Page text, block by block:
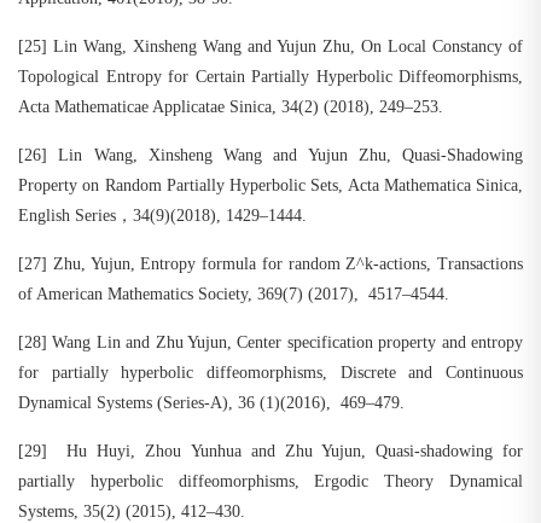
[25] Lin Wang, Xinsheng Wang and Yujun Zhu, On Local Constancy of
Topological Entropy for Certain Partially Hyperbolic Diffeomorphisms,
Acta Mathematicae Applicatae Sinica, 34(2) (2018), 249–253.
[26] Lin Wang, Xinsheng Wang and Yujun Zhu, Quasi-Shadowing
Property on Random Partially Hyperbolic Sets, Acta Mathematica Sinica,
English Series，34(9)(2018), 1429–1444.
[27] Zhu, Yujun, Entropy formula for random Z^k-actions, Transactions
of American Mathematics Society, 369(7) (2017), 4517–4544.
[28] Wang Lin and Zhu Yujun, Center specification property and entropy
for partially hyperbolic diffeomorphisms, Discrete and Continuous
Dynamical Systems (Series-A), 36 (1)(2016), 469–479.
[29] Hu Huyi, Zhou Yunhua and Zhu Yujun, Quasi-shadowing for
partially hyperbolic diffeomorphisms, Ergodic Theory Dynamical
Systems, 35(2) (2015), 412–430.